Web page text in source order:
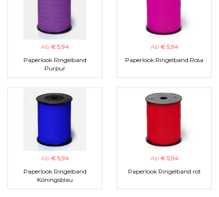
Ab € 5,94
Paperlook Ringelband
Purpur
Ab € 5,94
Paperlook Ringelband Rosa
Ab € 5,94
Paperlook Ringelband
Köningsblau
Ab € 5,94
Paperlook Ringelband rot